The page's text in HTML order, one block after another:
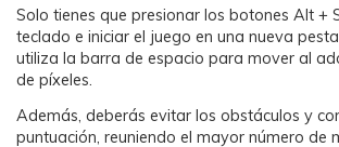
Solo tienes que presionar los botones Alt +
teclado e iniciar el juego en una nueva
utiliza la barra de espacio para mover al
de píxeles.
Además, deberás evitar los obstáculos y
puntuación, reuniendo el mayor número de